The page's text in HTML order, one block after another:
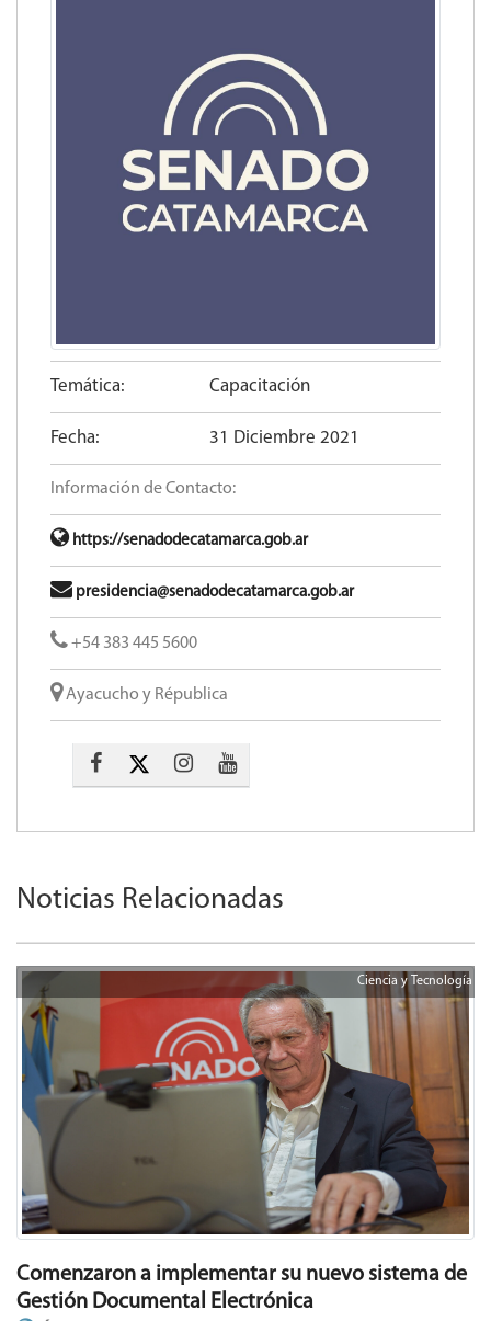
Temática: Capacitación
Fecha: 31 Diciembre 2021
Información de Contacto:
https://senadodecatamarca.gob.ar
presidencia@senadodecatamarca.gob.ar
+54 383 445 5600​
Ayacucho y Républica
Noticias Relacionadas
Ciencia y Tecnología
Comenzaron a implementar su nuevo sistema de
Gestión Documental Electrónica